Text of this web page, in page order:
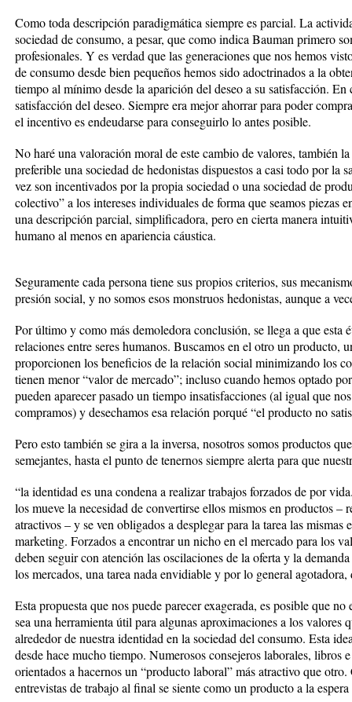
Como toda descripción paradigmática siempre es parcial. La
sociedad de consumo, a pesar, que como indica Bauman primero
profesionales. Y es verdad que las generaciones que nos hemos
de consumo desde bien pequeños hemos sido adoctrinados a la
tiempo al mínimo desde la aparición del deseo a su satisfacción.
satisfacción del deseo. Siempre era mejor ahorrar para poder
el incentivo es endeudarse para conseguirlo lo antes posible.
No haré una valoración moral de este cambio de valores, también
preferible una sociedad de hedonistas dispuestos a casi todo por la
vez son incentivados por la propia sociedad o una sociedad de
colectivo” a los intereses individuales de forma que seamos piezas
una descripción parcial, simplificadora, pero en cierta manera
humano al menos en apariencia cáustica.
Seguramente cada persona tiene sus propios criterios, sus
presión social, y no somos esos monstruos hedonistas, aunque a
Por último y como más demoledora conclusión, se llega a que esta
relaciones entre seres humanos. Buscamos en el otro un producto,
proporcionen los beneficios de la relación social minimizando los
tienen menor “valor de mercado”; incluso cuando hemos optado
pueden aparecer pasado un tiempo insatisfacciones (al igual que
compramos) y desechamos esa relación porqué “el producto no
Pero esto también se gira a la inversa, nosotros somos productos
semejantes, hasta el punto de tenernos siempre alerta para que
“la identidad es una condena a realizar trabajos forzados de por
los mueve la necesidad de convertirse ellos mismos en productos –
atractivos – y se ven obligados a desplegar para la tarea las mismas
marketing. Forzados a encontrar un nicho en el mercado para los
deben seguir con atención las oscilaciones de la oferta y la
los mercados, una tarea nada envidiable y por lo general
Esta propuesta que nos puede parecer exagerada, es posible que
sea una herramienta útil para algunas aproximaciones a los valores
alrededor de nuestra identidad en la sociedad del consumo. Esta
desde hace mucho tiempo. Numerosos consejeros laborales, libros
orientados a hacernos un “producto laboral” más atractivo que
entrevistas de trabajo al final se siente como un producto a la